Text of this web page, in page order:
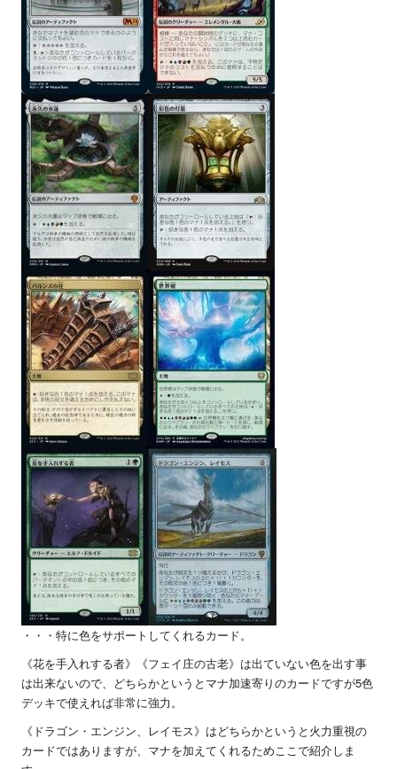
・・・特に色をサポートしてくれるカード。
《花を手入れする者》《フェイ庄の古老》は出ていない色を出す事
は出来ないので、どちらかというとマナ加速寄りのカードですが5色
デッキで使えれば非常に強力。
《ドラゴン・エンジン、レイモス》はどちらかというと火力重視の
カードではありますが、マナを加えてくれるためここで紹介しま